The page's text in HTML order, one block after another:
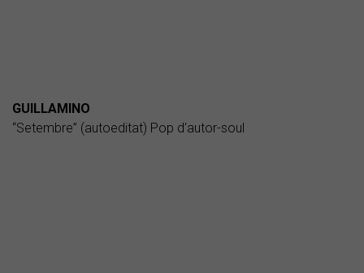
GUILLAMINO
“Setembre” (autoeditat) Pop d'autor-soul